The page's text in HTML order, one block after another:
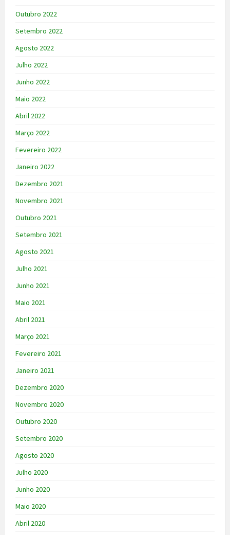
Outubro 2022
Setembro 2022
Agosto 2022
Julho 2022
Junho 2022
Maio 2022
Abril 2022
Março 2022
Fevereiro 2022
Janeiro 2022
Dezembro 2021
Novembro 2021
Outubro 2021
Setembro 2021
Agosto 2021
Julho 2021
Junho 2021
Maio 2021
Abril 2021
Março 2021
Fevereiro 2021
Janeiro 2021
Dezembro 2020
Novembro 2020
Outubro 2020
Setembro 2020
Agosto 2020
Julho 2020
Junho 2020
Maio 2020
Abril 2020